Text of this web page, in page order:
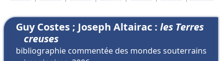
Guy Costes ; Joseph Altairac : les Terres
creuses
bibliographie commentée des mondes souterrains